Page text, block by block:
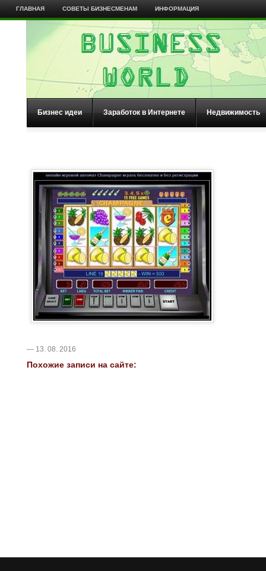
ГЛАВНАЯ СОВЕТЫ БИЗНЕСМЕНАМ ИНФОРМАЦИЯ
Бизнес идеи Заработок в Интернете Недвижимость
— 13. 08. 2016
Похожие записи на сайте: